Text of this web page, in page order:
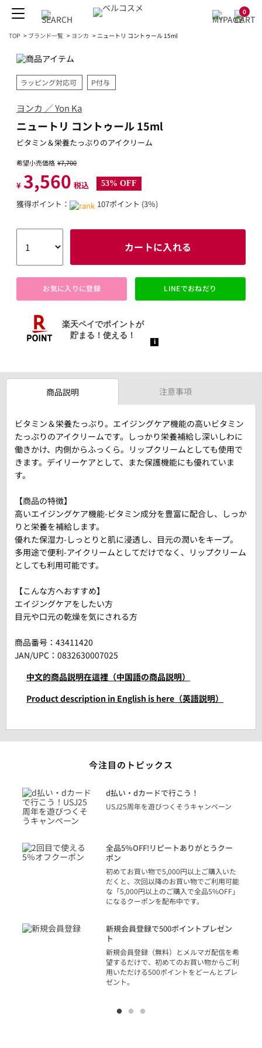
0
TOP > ブランド一覧 > ヨンカ > ニュートリ コントゥール 15ml
ラッピング対応可 P付与
ヨンカ ／ Yon Ka
ニュートリ コントゥール 15ml
ビタミン＆栄養たっぷりのアイクリーム
希望小売価格 ¥7,700
¥ 3,560 税込 53% OFF
獲得ポイント： 107ポイント (3％)
カートに入れる
お気に入りに登録 LINEでおねだり
商品説明 注意事項
ビタミン＆栄養たっぷり。エイジングケア機能の高いビタミン
たっぷりのアイクリームです。しっかり栄養補給し深いしわに
働きかけ、内側からふっくら。リップクリームとしても使用で
きます。デイリーケアとして、また保護機能にも優れていま
す。
【商品の特徴】
高いエイジングケア機能-ビタミン成分を豊富に配合し、しっか
りと栄養を補給します。
優れた保湿力-しっとりと肌に浸透し、目元の潤いをキープ。
多用途で便利-アイクリームとしてだけでなく、リップクリーム
としても利用可能です。
【こんな方へおすすめ】
エイジングケアをしたい方
目元や口元の乾燥を気にされる方
商品番号： 43411420
JAN/UPC：0832630007025
中文的商品説明在這裡（中国語の商品説明）
Product description in English is here（英語説明）
今注目のトピックス
d払い・dカードで行こう！
USJ25周年を遊びつくそうキャンペーン
全品5％OFF!リピートありがとうクー
ポン
初めてお買い物で5,000円以上ご購入いた
だくと、次回以降のお買い物でご利用可能
な「5,000円以上のご購入で全品5%OFF」
になるクーポンを配布中です。
新規会員登録で500ポイントプレゼン
ト
新規会員登録（無料）とメルマガ配信を希
望するだけで、初めてのお買い物からご利
用いただける500ポイントをどーんとプレ
ゼント。